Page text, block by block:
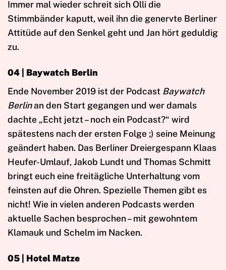
Immer mal wieder schreit sich Olli die
Stimmbänder kaputt, weil ihn die genervte Berliner
Attitüde auf den Senkel geht und Jan hört geduldig
zu.
04 | Baywatch Berlin
Ende November 2019 ist der Podcast Baywatch
Berlinan den Start gegangen und wer damals
dachte „Echt jetzt – noch ein Podcast?“ wird
spätestens nach der ersten Folge ;) seine Meinung
geändert haben. Das Berliner Dreiergespann Klaas
Heufer-Umlauf, Jakob Lundt und Thomas Schmitt
bringt euch eine freitägliche Unterhaltung vom
feinsten auf die Ohren. Spezielle Themen gibt es
nicht! Wie in vielen anderen Podcasts werden
aktuelle Sachen besprochen – mit gewohntem
Klamauk und Schelm im Nacken.
05 | Hotel Matze